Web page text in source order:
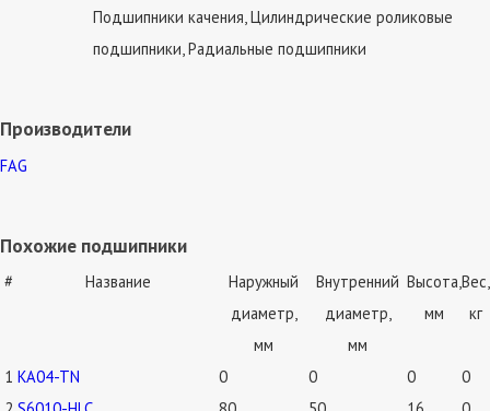
Подшипники качения, Цилиндрические роликовые
подшипники, Радиальные подшипники
Производители
FAG
Похожие подшипники
# Название
Наружный
диаметр,
мм
Внутренний
диаметр,
мм
Высота,
мм
Вес,
кг
1 KA04-TN 0 0 0
0